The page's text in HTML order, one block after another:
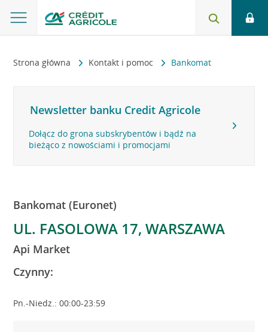
Strona główna Kontakt i pomoc Bankomat
Newsletter banku Credit Agricole
Dołącz do grona subskrybentów i bądź na
bieżąco z nowościami i promocjami
Bankomat (Euronet)
UL. FASOLOWA 17, WARSZAWA
Api Market
Czynny:
Pn.-Niedz.: 00:00-23:59